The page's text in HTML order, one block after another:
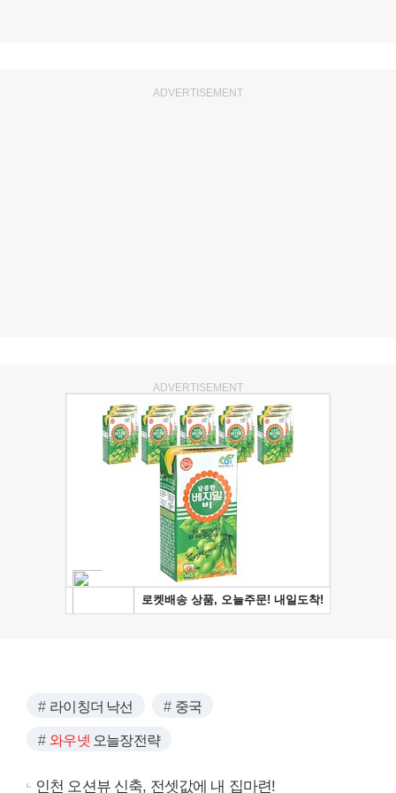
ADVERTISEMENT
ADVERTISEMENT
라이칭더 낙선 중국
와우넷 오늘장전략
인천 오션뷰 신축, 전셋값에 내 집마련!